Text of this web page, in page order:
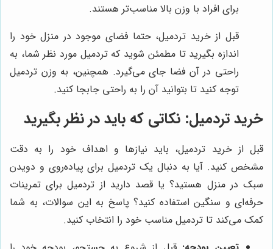
برای افراد با وزن بالا مناسب‌تر هستند.
قبل از خرید تردمیل، حتما فضای موجود در منزل خود را
اندازه بگیرید تا مطمئن شوید که تردمیل مورد نظر شما، به
راحتی در آن فضا جای می‌گیرد. همچنین، به وزن تردمیل
توجه کنید تا بتوانید آن را به راحتی جابجا کنید.
خرید تردمیل: نکاتی که باید در نظر بگیرید
قبل از خرید تردمیل، باید نیازها و اهداف خود را به دقت
مشخص کنید. آیا به دنبال یک تردمیل برای پیاده‌روی و دویدن
سبک در منزل هستید؟ یا قصد دارید از تردمیل برای تمرینات
حرفه‌ای و سنگین استفاده کنید؟ پاسخ به این سوالات، به شما
کمک می‌کند تا تردمیل مناسب خود را انتخاب کنید.